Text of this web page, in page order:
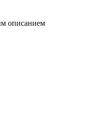
описанием